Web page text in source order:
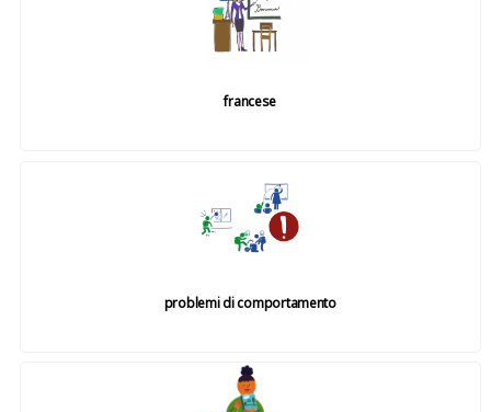
francese
problemi di comportamento